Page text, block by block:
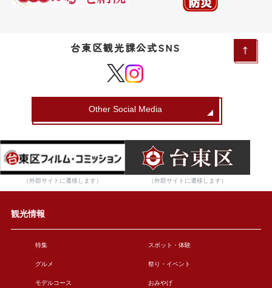
台東区観光課公式SNS
Other Social Media
（外部サイトに遷移します） （外部サイトに遷移します）
観光情報
特集 スポット・体験
グルメ 祭り・イベント
モデルコース おみやげ